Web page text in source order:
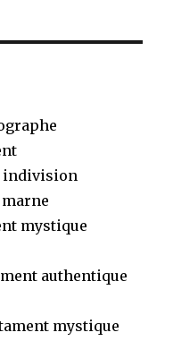
indivision
mystique
authentique
mystique